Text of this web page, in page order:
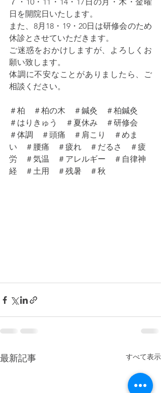
日を開院日いたします。
また、8月18・19・20日は研修会のため
休診とさせていただきます。
ご迷惑をおかけしますが、よろしくお
願い致します。
体調に不安なことがありましたら、ご
相談ください。
＃柏　＃柏の木　＃鍼灸　＃柏鍼灸
＃はりきゅう　＃夏休み　＃研修会
＃体調　＃頭痛　＃肩こり　＃めま
い　＃腰痛　＃疲れ　＃だるさ　＃疲
労　＃気温　＃アレルギー　＃自律神
経　＃土用　＃残暑　＃秋
最新記事 すべて表示